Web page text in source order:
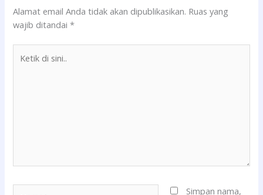
Alamat email Anda tidak akan dipublikasikan. Ruas yang
wajib ditandai*
Simpan nama,